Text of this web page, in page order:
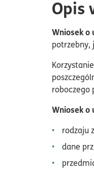
Opis
Wniosek o
potrzebny,
roboczego
Wniosek o
rodzaju
dane